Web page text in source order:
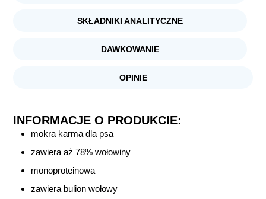
SKŁADNIKI ANALITYCZNE
DAWKOWANIE
OPINIE
INFORMACJE O PRODUKCIE:
mokra karma dla psa
zawiera aż 78% wołowiny
monoproteinowa
zawiera bulion wołowy